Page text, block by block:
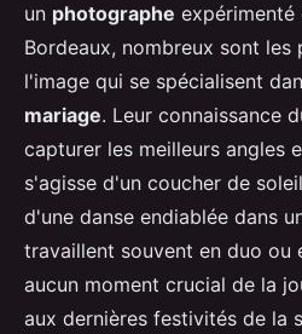
un photographe expérimenté
Bordeaux, nombreux sont les
l'image qui se spécialisent
mariage. Leur connaissance
capturer les meilleurs angles
s'agisse d'un coucher de
d'une danse endiablée dans
travaillent souvent en duo ou
aucun moment crucial de la
aux dernières festivités de la